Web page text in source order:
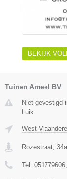
BEKIJK
Tuinen Ameel BV
Niet gevestigd
Luik.
West-
Rozestraat, 34a
Tel: 051779606